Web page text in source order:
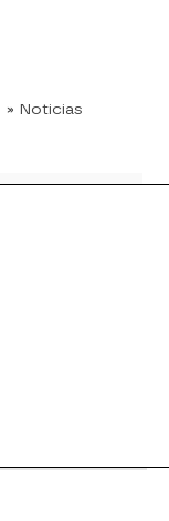
» Noticias